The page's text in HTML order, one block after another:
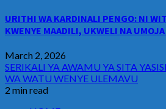
URITHI WA KARDINALI PENGO: NI
KWENYE MAADILI, UKWELI NA
March 2, 2026
SERIKALI YA AWAMU YA SITA
WA WATU WENYE ULEMAVU
2 min read